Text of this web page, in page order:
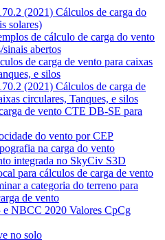
(2021) Cálculos de carga do
solares)
de cálculo de carga do vento
abertos
de carga de vento para caixas
e silos
(2021) Cálculos de carga de
circulares, Tanques, e silos
de vento CTE DB-SE para
do vento por CEP
na carga do vento
integrada no SkyCiv S3D
para cálculos de carga de vento
a categoria do terreno para
de vento
NBCC 2020 Valores CpCg
no solo